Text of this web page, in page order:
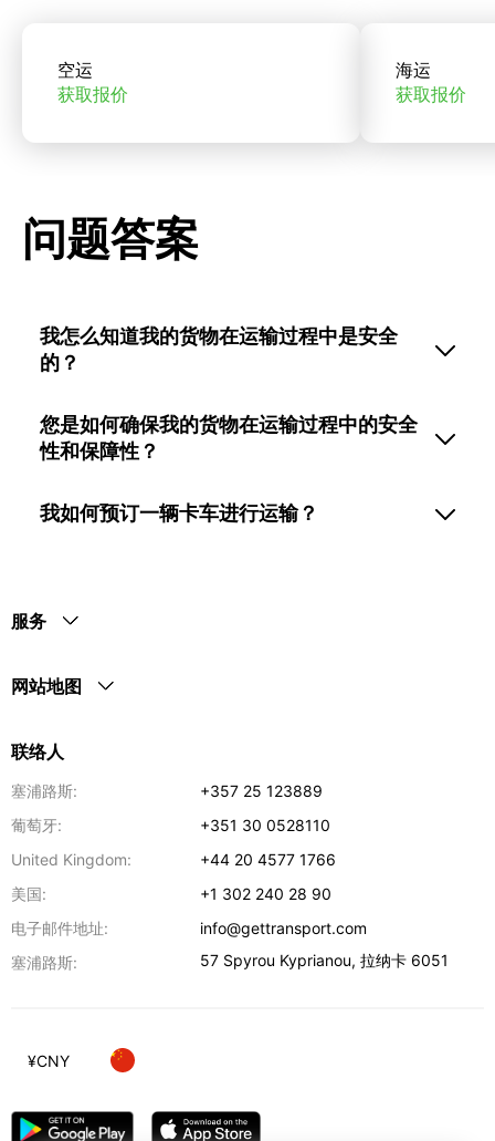
空运
获取报价
海运
获取报价
问题答案
我怎么知道我的货物在运输过程中是安全
的？
您是如何确保我的货物在运输过程中的安全
性和保障性？
我如何预订一辆卡车进行运输？
服务
网站地图
联络人
塞浦路斯:
+357 25 123889
葡萄牙:
+351 30 0528110
United Kingdom:
+44 20 4577 1766
美国:
+1 302 240 28 90
电子邮件地址:
info@gettransport.com
塞浦路斯:
57 Spyrou Kyprianou,拉纳卡 6051
¥CNY